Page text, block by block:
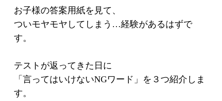
お子様の答案用紙を見て、
ついモヤモヤしてしまう…経験があるはずで
す。
テストが返ってきた日に
「言ってはいけないNGワード」を３つ紹介しま
す。